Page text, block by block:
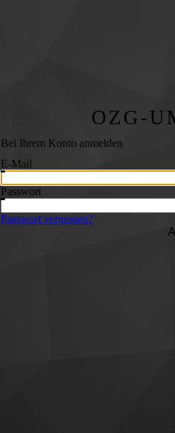
OZG-
Bei Ihrem Konto anmelden
E-Mail
Passwort
Passwort vergessen?